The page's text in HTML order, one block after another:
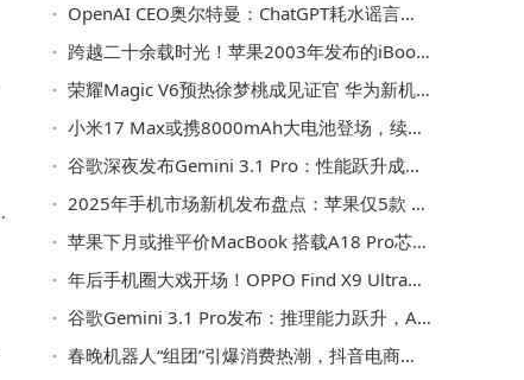
OpenAI CEO奥尔特曼：ChatGPT耗水谣言不实，能源使用应关注整体规模
跨越二十余载时光！苹果2003年发布的iBook G4仍能联网下载系统补丁
荣耀Magic V6预热徐梦桃成见证官 华为新机或配8000mAh电池引期待
小米17 Max或携8000mAh大电池登场，续航与性能双在线，你期待吗？
谷歌深夜发布Gemini 3.1 Pro：性能跃升成本减半，大模型竞争转向“性价比”
2025年手机市场新机发布盘点：苹果仅5款 OPPO系45款领跑安卓阵营
苹果下月或推平价MacBook 搭载A18 Pro芯片 面向学生主打多彩便携
年后手机圈大戏开场！OPPO Find X9 Ultra与vivo X300 Ultra影像对决谁更强？
谷歌Gemini 3.1 Pro发布：推理能力跃升，AI竞争格局或迎新变局
春晚机器人“组团”引爆消费热潮，抖音电商助力科技好物走进千家万户